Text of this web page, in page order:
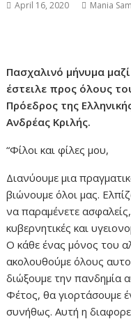
April 16, 2020 Mania
Πασχαλινό μήνυμα
έστειλε προς όλους
Πρόεδρος της
Ανδρέας Κριλής.
“Φίλοι και φίλες μου,
Διανύουμε μια
βιώνουμε όλοι μας.
να παραμένετε
κυβερνητικές και
Ο κάθε ένας μόνος του
ακολουθούμε όλους
διώξουμε την πανδημία
Φέτος, θα γιορτάσουμε
συνήθως. Αυτή η